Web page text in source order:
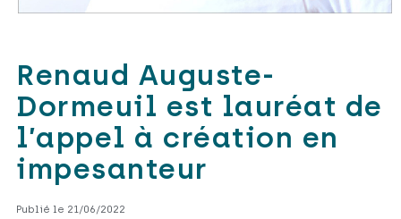
Renaud Auguste-
Dormeuil est lauréat de
l’appel à création en
impesanteur
Publié le 21/06/2022